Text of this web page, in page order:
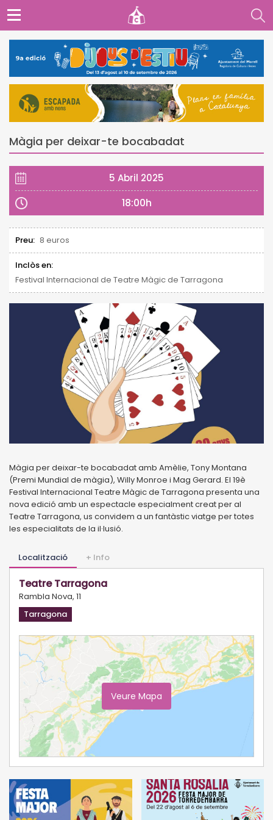
Màgia per deixar-te bocabadat
5 Abril 2025
18:00h
Preu: 8 euros
Inclòs en:
Festival Internacional de Teatre Màgic de Tarragona
Màgia per deixar-te bocabadat amb Amèlie, Tony Montana
(Premi Mundial de màgia), Willy Monroe i Mag Gerard. El 19è
Festival Internacional Teatre Màgic de Tarragona presenta una
nova edició amb un espectacle especialment creat per al
Teatre Tarragona, us convidem a un fantàstic viatge per totes
les especialitats de la il·lusió.
Localització + Info
Teatre Tarragona
Rambla Nova, 11
Tarragona
Veure Mapa